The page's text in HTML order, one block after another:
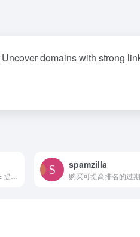
domains with strong
spamzilla